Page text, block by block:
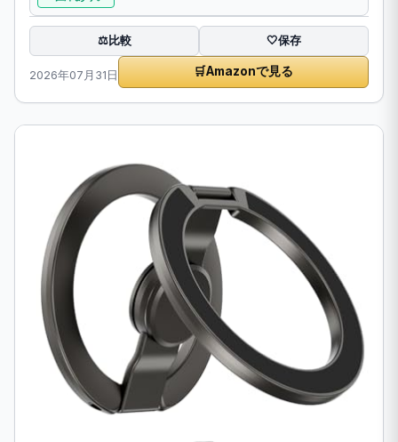
⚖️比較 🤍保存
2026年07月31日 🛒Amazonで見る